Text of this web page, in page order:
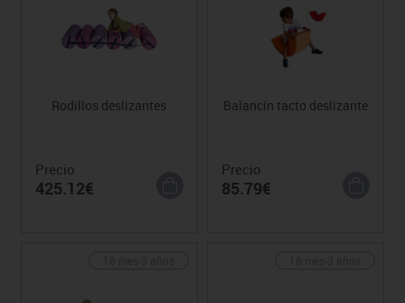
Rodillos deslizantes
Precio
425.12€
Balancín tacto deslizante
Precio
85.79€